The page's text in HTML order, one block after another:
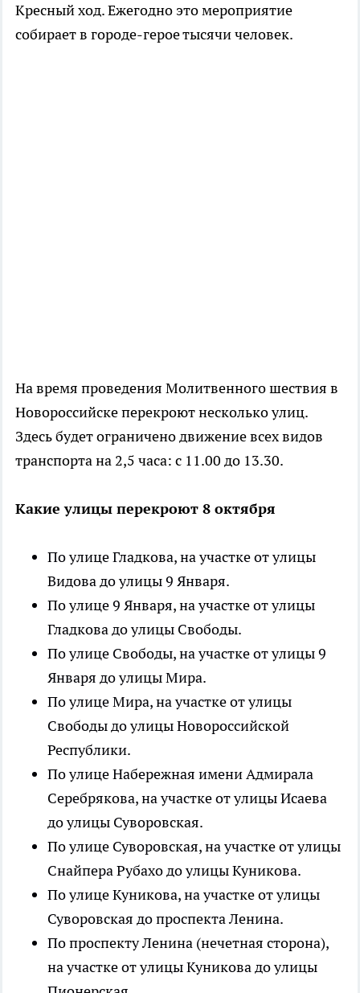
Кресный ход. Ежегодно это мероприятие
собирает в городе-герое тысячи человек.
На время проведения Молитвенного шествия в
Новороссийске перекроют несколько улиц.
Здесь будет ограничено движение всех видов
транспорта на 2,5 часа: с 11.00 до 13.30.
Какие улицы перекроют 8 октября
По улице Гладкова, на участке от улицы
Видова до улицы 9 Января.
По улице 9 Января, на участке от улицы
Гладкова до улицы Свободы.
По улице Свободы, на участке от улицы 9
Января до улицы Мира.
По улице Мира, на участке от улицы
Свободы до улицы Новороссийской
Республики.
По улице Набережная имени Адмирала
Серебрякова, на участке от улицы Исаева
до улицы Суворовская.
По улице Суворовская, на участке от улицы
Снайпера Рубахо до улицы Куникова.
По улице Куникова, на участке от улицы
Суворовская до проспекта Ленина.
По проспекту Ленина (нечетная сторона),
на участке от улицы Куникова до улицы